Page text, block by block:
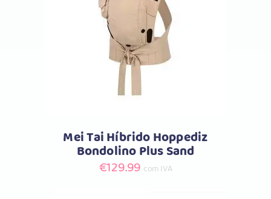
Comprar
Mei Tai Híbrido Hoppediz
Bondolino Plus Sand
€129.99 com IVA